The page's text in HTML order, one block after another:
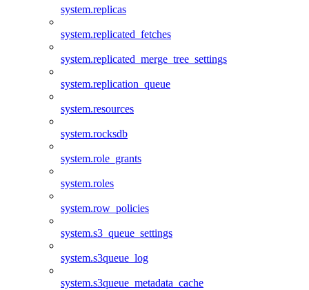
system.replicas
system.replicated_fetches
system.replicated_merge_tree_settings
system.replication_queue
system.resources
system.rocksdb
system.role_grants
system.roles
system.row_policies
system.s3_queue_settings
system.s3queue_log
system.s3queue_metadata_cache